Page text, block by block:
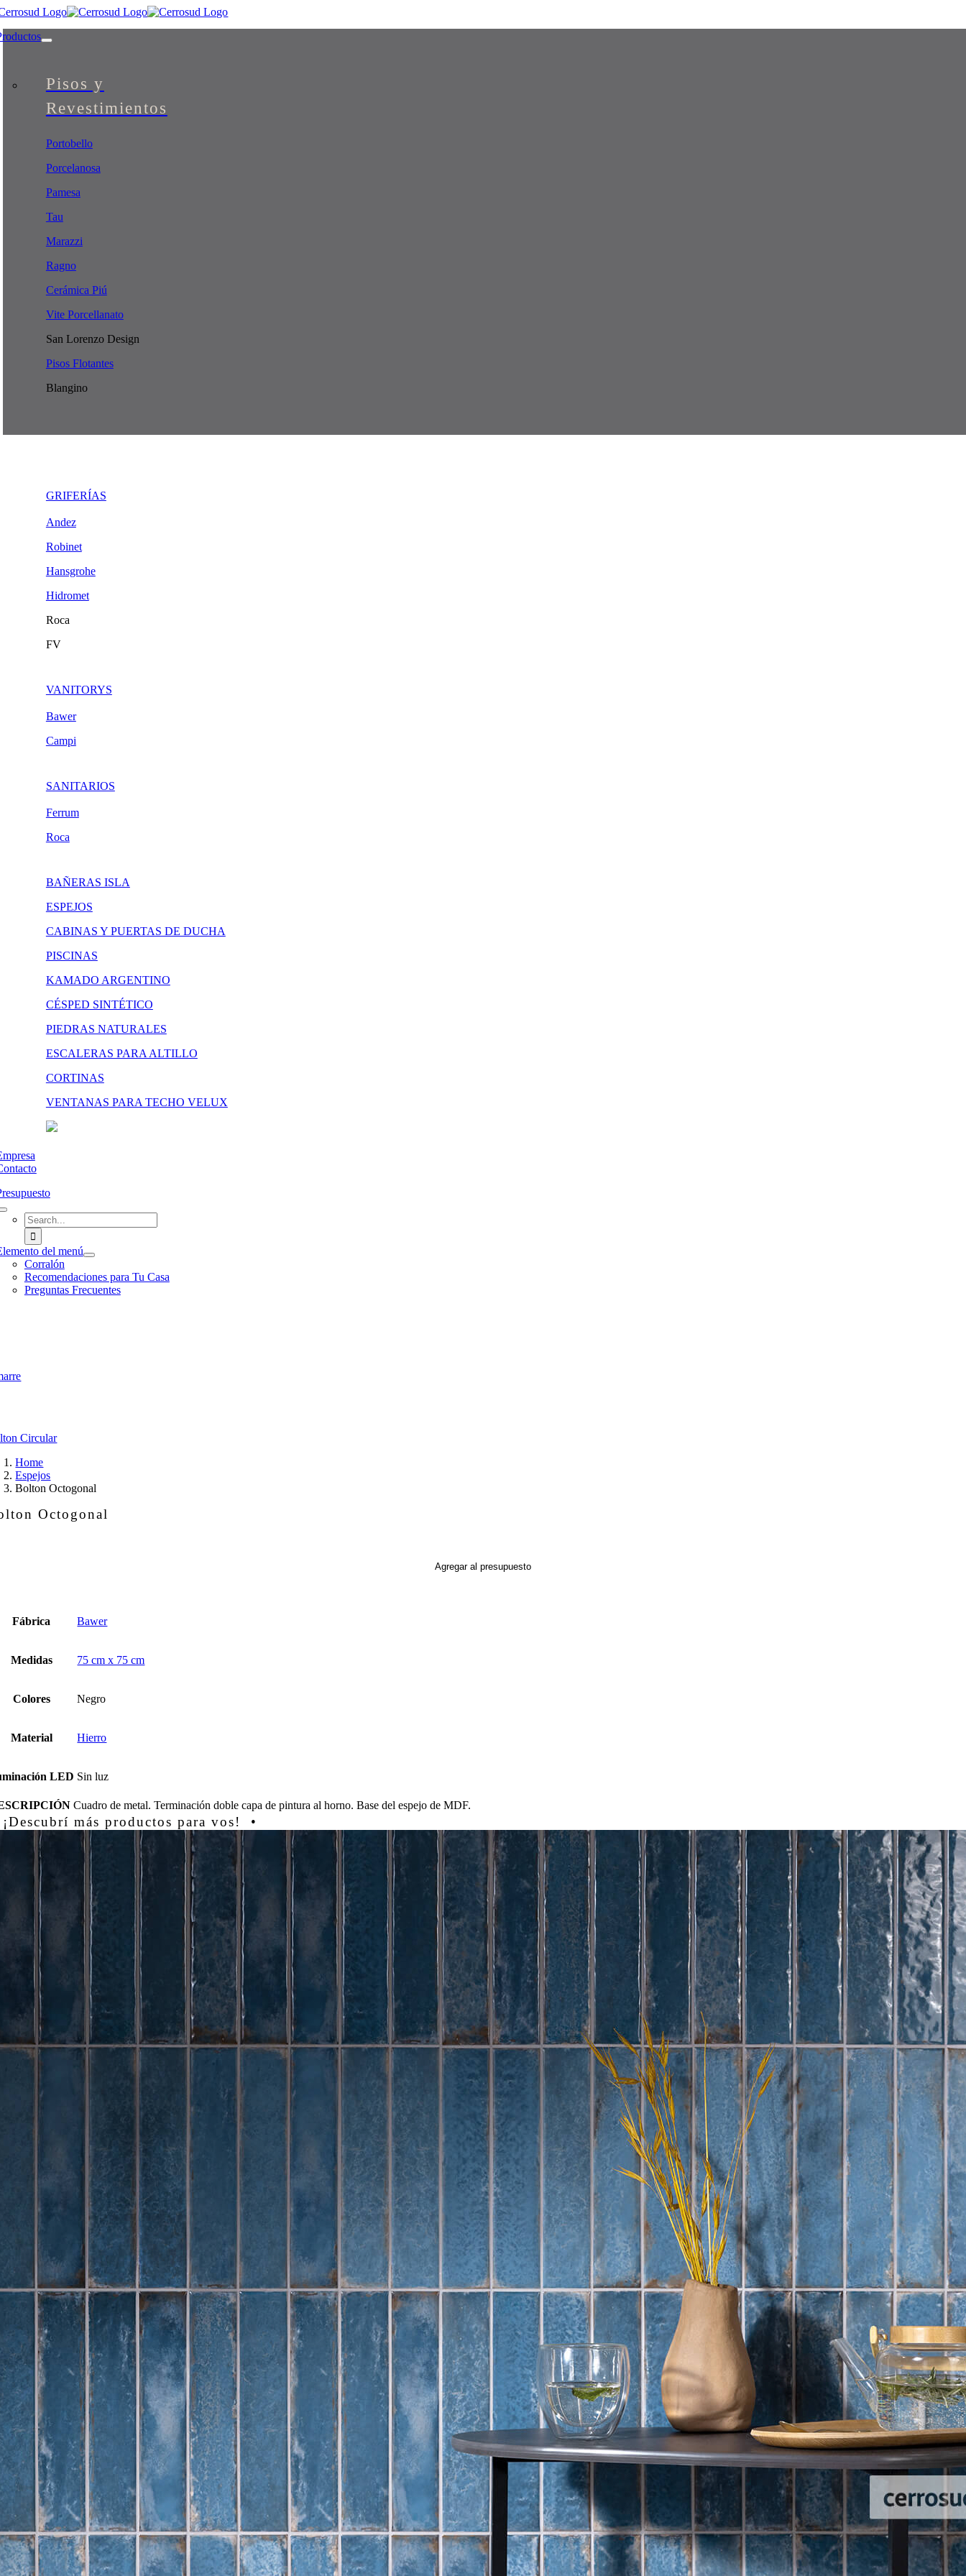
Skip
content
Pisos y
Revestimientos
Portobello
Porcelanosa
Pamesa
Tau
Marazzi
Ragno
Cerámica Piú
Vite Porcellanato
San Lorenzo Design
Pisos Flotantes
Blangino
GRIFERÍAS
Andez
Robinet
Hansgrohe
Hidromet
Roca
FV
VANITORYS
Bawer
Campi
SANITARIOS
Ferrum
Roca
BAÑERAS ISLA
ESPEJOS
CABINAS Y PUERTAS DE DUCHA
PISCINAS
KAMADO ARGENTINO
CÉSPED SINTÉTICO
PIEDRAS NATURALES
ESCALERAS PARA ALTILLO
CORTINAS
VENTANAS PARA TECHO VELUX
Search
for:
del menú
Corralón
Recomendaciones para Tu Casa
Preguntas Frecuentes
Circular
Home
Espejos
Bolton Octogonal
Octogonal
Agregar al presupuesto
Fábrica Bawer
Medidas 75 cm x 75 cm
Colores Negro
Material Hierro
LED Sin luz
Cuadro de metal. Terminación doble capa de pintura al horno. Base del espejo de MDF.
más productos para vos! •